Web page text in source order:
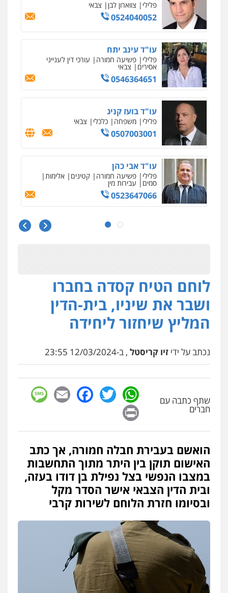
פלילי צווארון לבן צבאי
0524040052
עו"ד עינב יתח
פלילי פשיעה חמורה עורכי דין לענייני
אסירים צבאי
0546364651
עו"ד בועז קניג
פלילי משפחה כלכלי צבאי
0507003001
עו"ד אבי כהן
פלילי פשיעה חמורה קטינים אלימות
סמים עבירות מין
0523647066
עו"ד ירון גיגי
עו"ד דרוויש נאשף
פשיעה חמורה
0527448141
פלילי אסירים צווארון לבן זכויות אדם
עו"ד יאיר בן סימון
תעבורה
0505719060
עו"ד מוחמד רחאל
פלילי פשיעה חמורה צווארון לבן צבאי
מעצרים וחקירות
0502228917
פלילי עבירות תנועה
חמורה
0505258475
עו"ד קובי בן שעיה
פלילי צווארון לבן צבאי
לוחם הטיח קסדה בחברו
ושבר את שיניו, בית-הדין
המליץ שיחזור ליחידה
נכתב על ידי זיו קריסטל , ב-12/03/2024 23:55
שתף כתבה עם
חברים
WhatsApp
Twitter
Facebook
Email
הואשם בעבירת חבלה חמורה, אך כתב
האישום תוקן בין היתר מתוך התחשבות
במצבו הנפשי בצל נפילת בן דודו בעזה,
ובית הדין הצבאי אישר הסדר מקל
ובסיומו חזרת הלוחם לשירות קרבי